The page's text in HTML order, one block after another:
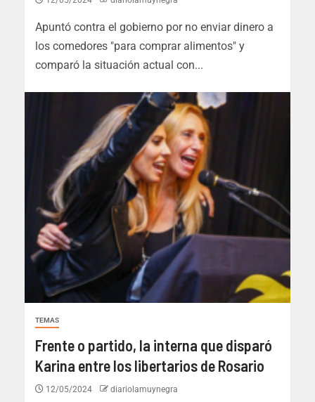
Apuntó contra el gobierno por no enviar dinero a
los comedores "para comprar alimentos" y
comparó la situación actual con...
TEMAS
Frente o partido, la interna que disparó
Karina entre los libertarios de Rosario
12/05/2024 diariolamuynegra